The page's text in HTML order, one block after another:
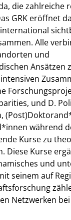
die zahlreiche
GRK eröffnet
Alle
und
Ansätzen
und D.
während
Kurse zu
Diese Kurse
und
seinem auf
Netzwerken